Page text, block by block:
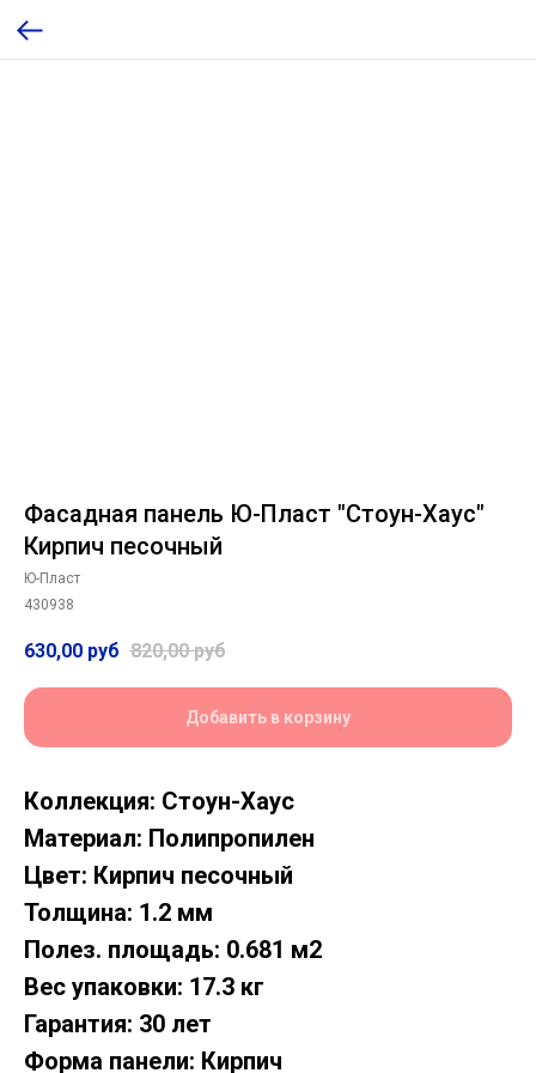
Фасадная панель Ю-Пласт "Стоун-Хаус"
Кирпич песочный
Ю-Пласт
430938
630,00 руб 820,00 руб
Добавить в корзину
Коллекция: Стоун-Хаус
Материал: Полипропилен
Цвет: Кирпич песочный
Толщина: 1.2 мм
Полез. площадь: 0.681 м2
Вес упаковки: 17.3 кг
Гарантия: 30 лет
Форма панели: Кирпич